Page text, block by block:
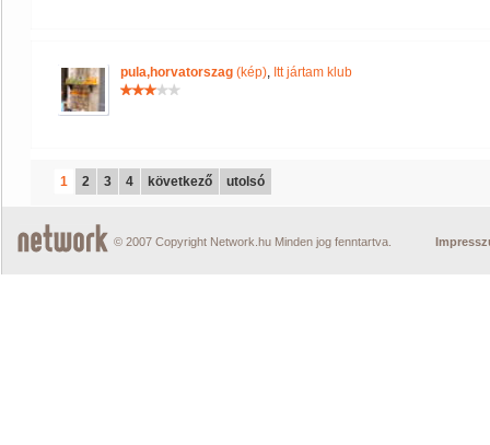
pula,horvatorszag (kép), Itt jártam klub
1 2 3 4 következő utolsó
© 2007 Copyright Network.hu Minden jog fenntartva.